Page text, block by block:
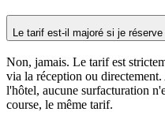
Le tarif est-il majoré si je
Non, jamais. Le tarif est
via la réception ou
l'hôtel, aucune surfacturation
course, le même tarif.